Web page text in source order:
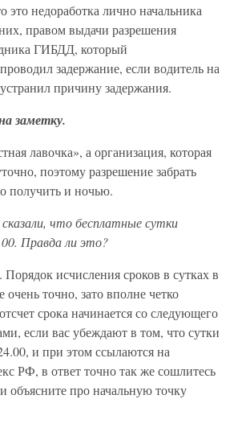
это недоработка лично начальника
правом выдачи разрешения
ГИБДД, который
задержание, если водитель на
причину задержания.
заметку.
лавочка», а организация, которая
поэтому разрешение забрать
получить и ночью.
что бесплатные сутки
Правда ли это?
исчисления сроков в сутках в
точно, зато вполне четко
срока начинается со следующего
если вас убеждают в том, что сутки
и при этом ссылаются на
РФ, в ответ точно так же сошлитесь
объясните про начальную точку